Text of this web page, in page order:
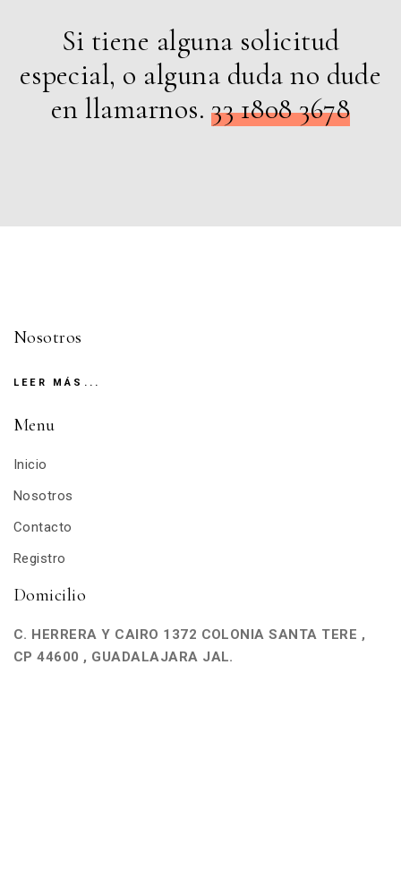
Si tiene alguna solicitud
especial, o alguna duda no dude
en llamarnos.33 1808 3678
Nosotros
LEER MÁS...
Menu
Inicio
Nosotros
Contacto
Registro
Domicilio
C. HERRERA Y CAIRO 1372 COLONIA SANTA TERE ,
CP 44600 , GUADALAJARA JAL.